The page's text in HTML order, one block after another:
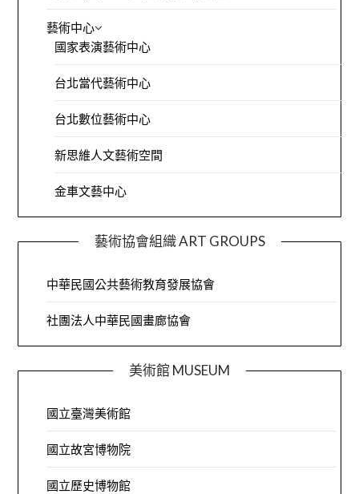
藝術中心
國家表演藝術中心
台北當代藝術中心
台北數位藝術中心
新思維人文藝術空間
金車文藝中心
藝術協會組織 ART GROUPS
中華民國公共藝術教育發展協會
社團法人中華民國畫廊協會
美術館 MUSEUM
國立臺灣美術館
國立故宮博物院
國立歷史博物館